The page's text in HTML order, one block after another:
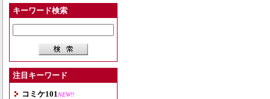
キーワード検索
注目キーワード
コミケ101 NEW!!